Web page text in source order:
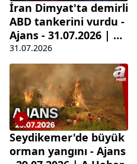
İran Dimyat'ta demirli
ABD tankerini vurdu -
Ajans - 31.07.2026 | A
Haber
31.07.2026
Seydikemer'de büyük
orman yangını - Ajans